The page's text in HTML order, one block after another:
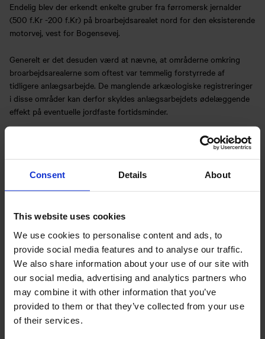
Consent Details About
This website uses cookies
We use cookies to personalise content and ads, to
provide social media features and to analyse our traffic.
We also share information about your use of our site with
our social media, advertising and analytics partners who
may combine it with other information that you’ve
provided to them or that they’ve collected from your use
of their services.
Endelig blev der erkendt enkelte gruber fra førromersk jernalder
(500 f.Kr -200 f.Kr) på broarbejdsarealet nord for den eksisterende
motorvej, vest for Bogensevej.
Generelt er det desuden værd at nævne, at områderne omkring
broarbejdsarealerne som oftest var temmelig forstyrrede af
tidligere anlægsarbejde. De manglende arkæologiske registreringer
i disse områder kan derfor skyldes anlægsarbejdets ødelæggende
effekt på eventuelle jordfaste fortidsminder.
Forundersøgelserne på de resterende arealer langs den
eksisterende motorvej afventer Vejdirektoratets godkendelse og er
planlagt til at gå i gang i løbet af 2012.
For spørgsmål henvises til arkæolog Jakob Bonde, Odense Bys
cc by-sa
Oversigt over de områder af den planlagte motorvejsudvidelse, der
er blevet undersøgt i efteråret 2011 langs den eksisterende
motorvej. De forundersøgte områder er markeret med rød. Mod øst
blev der først og fremmest foretaget undersøgelser omkring de
eksisterende broer, mens der mod vest var mulighed for at foretage
forundersøgelser af længere strækninger. Her fandtes spredte